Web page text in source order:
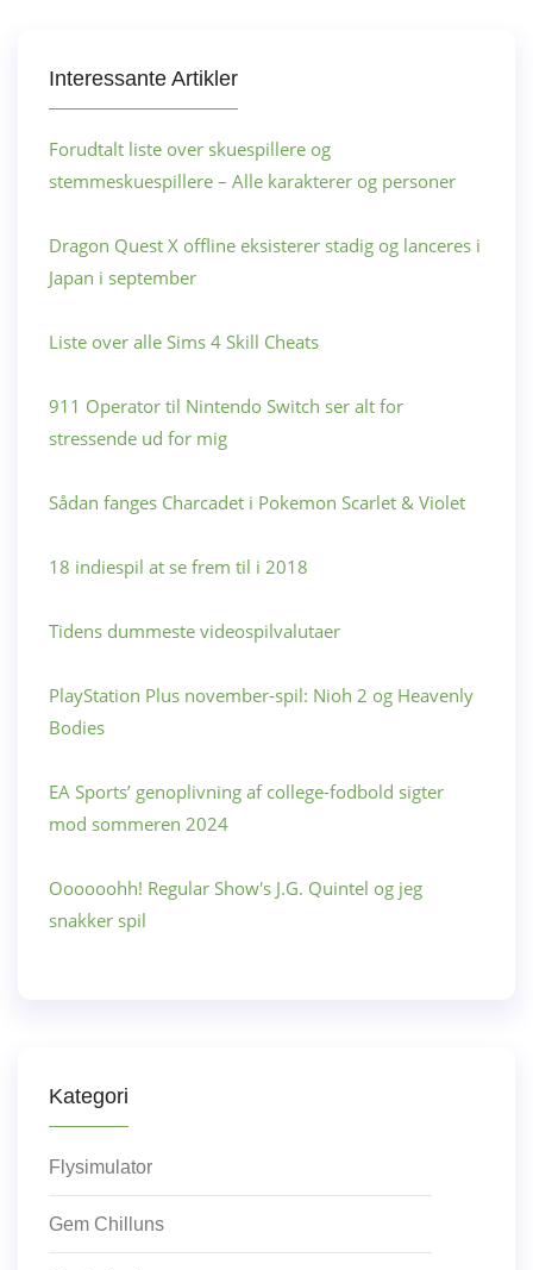
Interessante Artikler
Forudtalt liste over skuespillere og
stemmeskuespillere – Alle karakterer og personer
Dragon Quest X offline eksisterer stadig og lanceres i
Japan i september
Liste over alle Sims 4 Skill Cheats
911 Operator til Nintendo Switch ser alt for
stressende ud for mig
Sådan fanges Charcadet i Pokemon Scarlet & Violet
18 indiespil at se frem til i 2018
Tidens dummeste videospilvalutaer
PlayStation Plus november-spil: Nioh 2 og Heavenly
Bodies
EA Sports’ genoplivning af college-fodbold sigter
mod sommeren 2024
Oooooohh! Regular Show's J.G. Quintel og jeg
snakker spil
Kategori
Flysimulator
Gem Chilluns